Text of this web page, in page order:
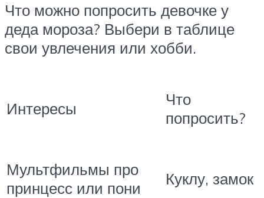
Что можно попросить девочке у
деда мороза? Выбери в таблице
свои увлечения или хобби.
Интересы
Что
попросить?
Мультфильмы про
принцесс или пони
Куклу, замок